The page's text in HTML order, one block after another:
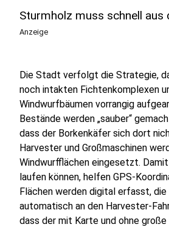
Sturmholz muss schnell aus
Anzeige
Die Stadt verfolgt die Strategie,
noch intakten Fichtenkomplexen
Windwurfbäumen vorrangig
Bestände werden „sauber“
dass der Borkenkäfer sich dort
Harvester und Großmaschinen
Windwurfflächen eingesetzt.
laufen können, helfen GPS-
Flächen werden digital erfasst,
automatisch an den Harvester-
dass der mit Karte und ohne große